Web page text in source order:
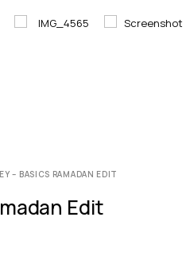
– BASICS RAMADAN EDIT
Edit